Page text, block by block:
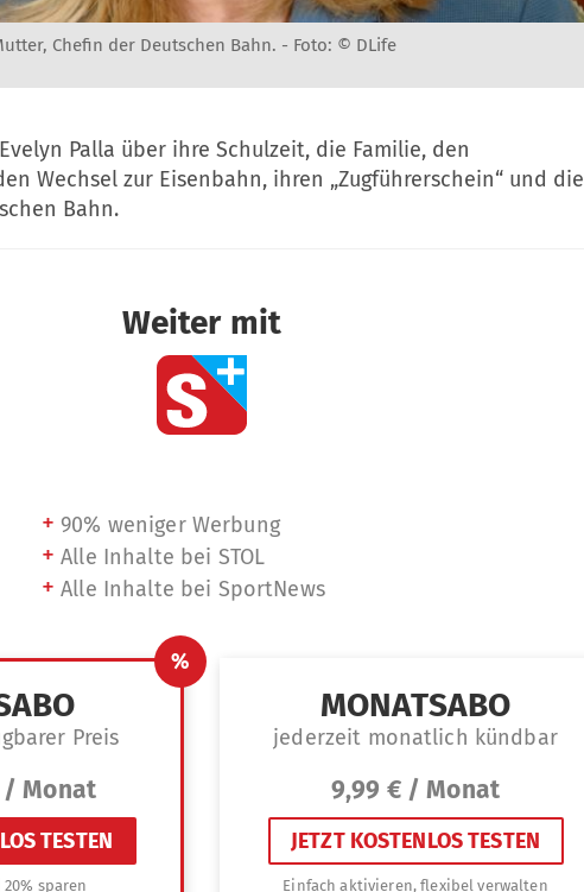
Chefin der Deutschen Bahn. - Foto: © DLife
Palla über ihre Schulzeit, die Familie, den
Wechsel zur Eisenbahn, ihren „Zugführerschein“ und die
Bahn.